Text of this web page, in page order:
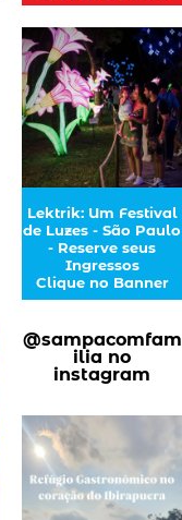
Lektrik: Um Festival
de Luzes - São Paulo
- Reserve seus
Ingressos
Clique no Banner
@sampacomfam
ilia no
instagram